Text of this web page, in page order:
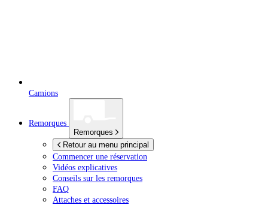
Camions
Remorques
Remorques
Retour au menu principal
Commencer une réservation
Vidéos explicatives
Conseils sur les remorques
FAQ
Attaches et accessoires